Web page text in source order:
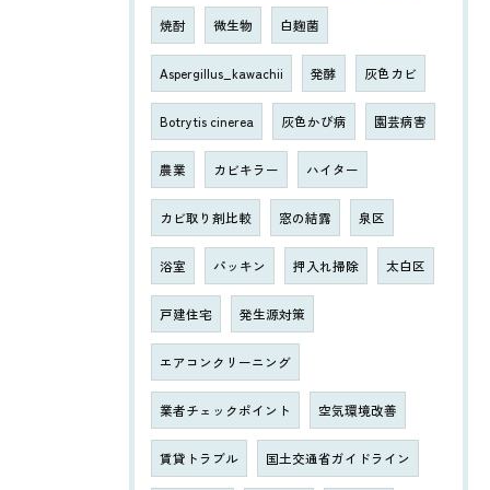
焼酎 微生物 白麹菌
Aspergillus_kawachii 発酵 灰色カビ
Botrytis cinerea 灰色かび病 園芸病害
農業 カビキラー ハイター
カビ取り剤比較 窓の結露 泉区
浴室 パッキン 押入れ掃除 太白区
戸建住宅 発生源対策
エアコンクリーニング
業者チェックポイント 空気環境改善
賃貸トラブル 国土交通省ガイドライン